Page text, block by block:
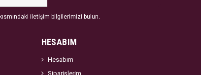
iletişim bilgilerimizi bulun.
HESABIM
Hesabım
Siparişlerim